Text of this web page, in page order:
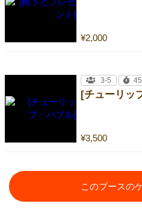
¥2,000
[チューリッ
¥3,500
3-5
このブースの